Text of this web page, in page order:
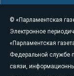
© «Парламентская
Электронное
«Парламентская
Федеральной службе
связи,